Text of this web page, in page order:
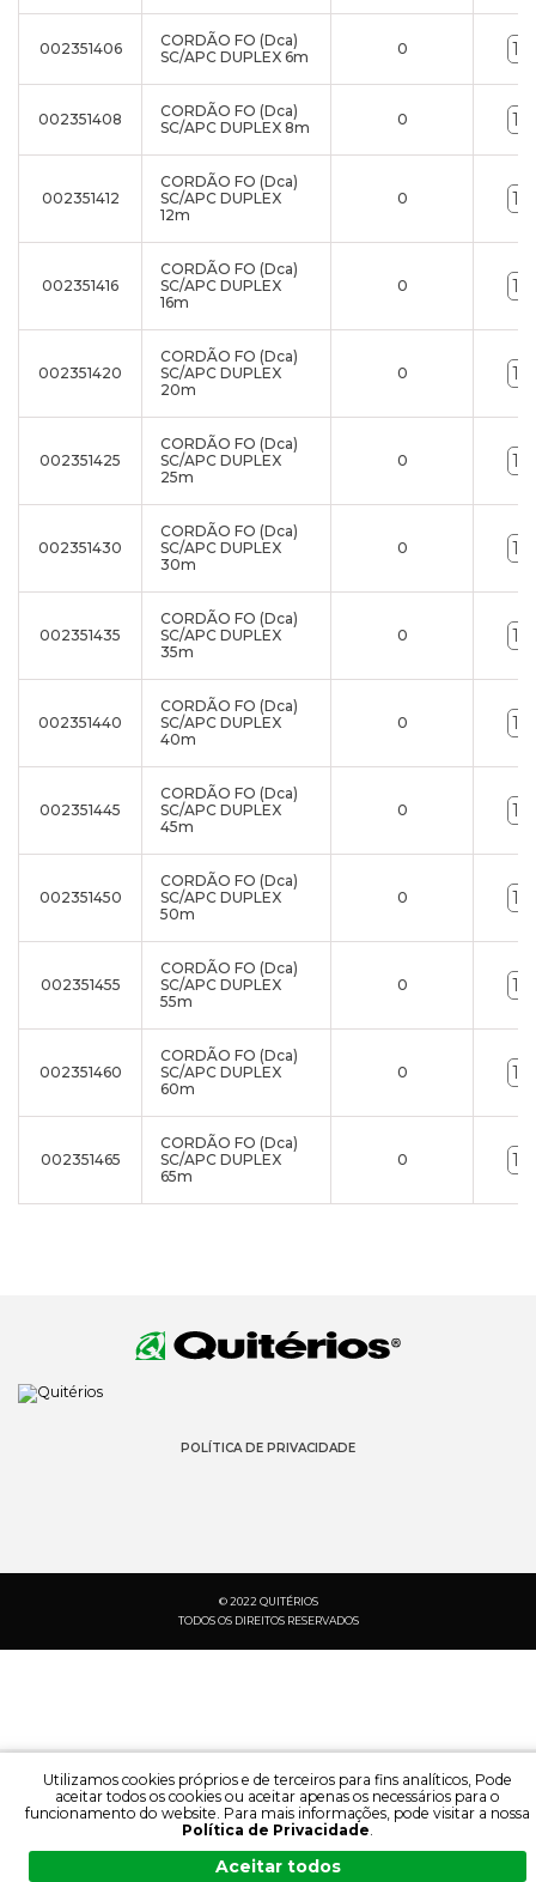
002351406
CORDÃO FO (Dca)
SC/APC DUPLEX 6m
0
002351408
CORDÃO FO (Dca)
SC/APC DUPLEX 8m
0
002351412
CORDÃO FO (Dca)
SC/APC DUPLEX
12m
0
002351416
CORDÃO FO (Dca)
SC/APC DUPLEX
16m
0
002351420
CORDÃO FO (Dca)
SC/APC DUPLEX
20m
0
002351425
CORDÃO FO (Dca)
SC/APC DUPLEX
25m
0
002351430
CORDÃO FO (Dca)
SC/APC DUPLEX
30m
0
002351435
CORDÃO FO (Dca)
SC/APC DUPLEX
35m
0
002351440
CORDÃO FO (Dca)
SC/APC DUPLEX
40m
0
002351445
CORDÃO FO (Dca)
SC/APC DUPLEX
45m
0
002351450
CORDÃO FO (Dca)
SC/APC DUPLEX
50m
0
002351455
CORDÃO FO (Dca)
SC/APC DUPLEX
55m
0
002351460
CORDÃO FO (Dca)
SC/APC DUPLEX
60m
0
002351465
CORDÃO FO (Dca)
SC/APC DUPLEX
65m
0
POLÍTICA DE PRIVACIDADE
© 2022 QUITÉRIOS
TODOS OS DIREITOS RESERVADOS
DOCUMENTAÇÃO
PESQUISA:
IDIOMA:
Utilizamos cookies próprios e de terceiros para fins analíticos, Pode
aceitar todos os cookies ou aceitar apenas os necessários para o
funcionamento do website. Para mais informações, pode visitar a nossa
Política de Privacidade.
Aceitar todos